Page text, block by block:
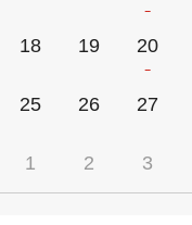
18 19 20
25 26 27
1 2 3